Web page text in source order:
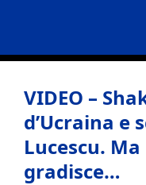
contenuto
VIDEO –
d’Ucraina e
Lucescu.
gradisce…